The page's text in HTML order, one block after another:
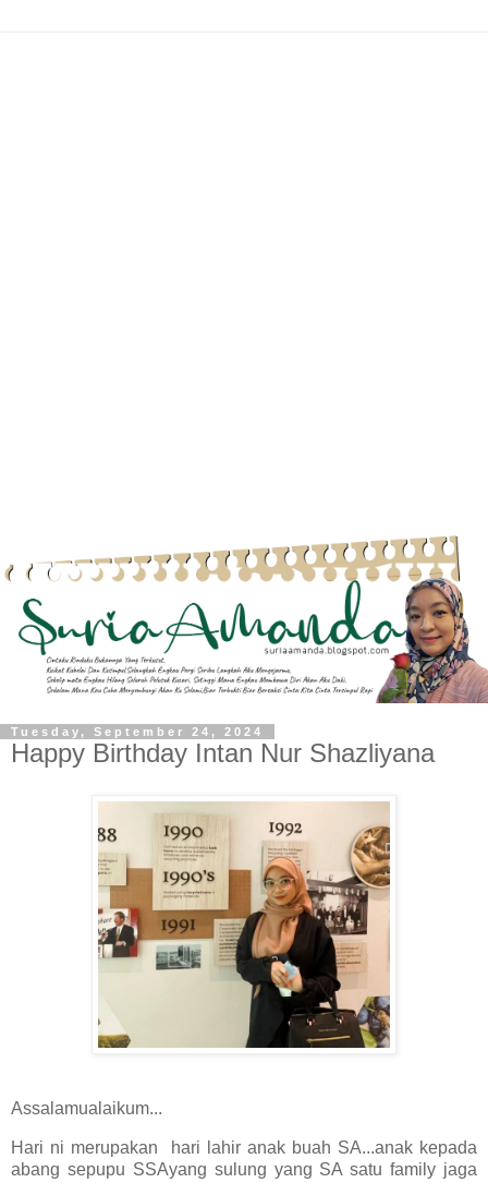
Tuesday, September 24, 2024
Happy Birthday Intan Nur Shazliyana
Assalamualaikum...
Hari ni merupakan hari lahir anak buah SA...anak kepada
abang sepupu SSAyang sulung yang SA satu family jaga